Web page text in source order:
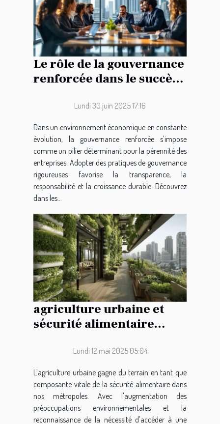
Le rôle de la gouvernance
renforcée dans le succès
Lundi 30 juin 2025 17:16
Dans un environnement économique en constante
évolution, la gouvernance renforcée s'impose
comme un pilier déterminant pour la pérennité des
entreprises. Adopter des pratiques de gouvernance
rigoureuses favorise la transparence, la
responsabilité et la croissance durable. Découvrez
dans les...
agriculture urbaine et
sécurité alimentaire
économiques émergents
Lundi 12 mai 2025 05:04
L'agriculture urbaine gagne du terrain en tant que
composante vitale de la sécurité alimentaire dans
nos métropoles. Avec l'augmentation des
préoccupations environnementales et la
reconnaissance de la nécessité d'accéder à une